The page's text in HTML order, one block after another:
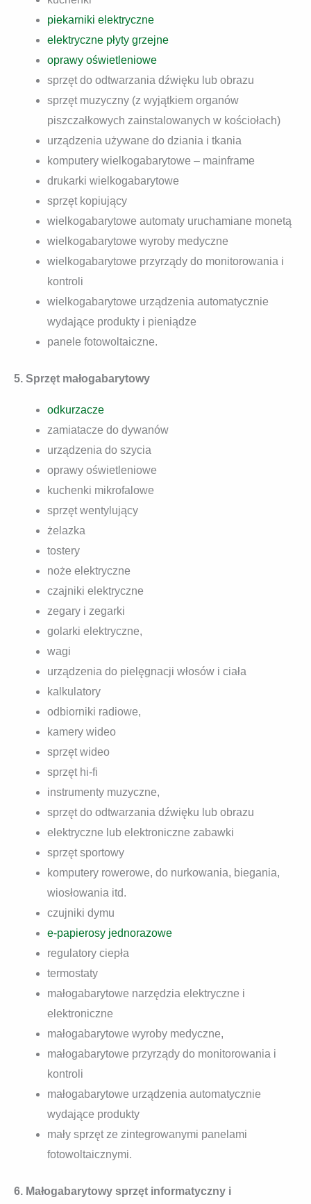
piekarniki elektryczne
elektryczne płyty grzejne
oprawy oświetleniowe
sprzęt do odtwarzania dźwięku lub obrazu
sprzęt muzyczny (z wyjątkiem organów
piszczałkowych zainstalowanych w kościołach)
urządzenia używane do dziania i tkania
komputery wielkogabarytowe – mainframe
drukarki wielkogabarytowe
sprzęt kopiujący
wielkogabarytowe automaty uruchamiane monetą
wielkogabarytowe wyroby medyczne
wielkogabarytowe przyrządy do monitorowania i
kontroli
wielkogabarytowe urządzenia automatycznie
wydające produkty i pieniądze
panele fotowoltaiczne.
5. Sprzęt małogabarytowy
odkurzacze
zamiatacze do dywanów
urządzenia do szycia
oprawy oświetleniowe
kuchenki mikrofalowe
sprzęt wentylujący
żelazka
tostery
noże elektryczne
czajniki elektryczne
zegary i zegarki
golarki elektryczne,
wagi
urządzenia do pielęgnacji włosów i ciała
kalkulatory
odbiorniki radiowe,
kamery wideo
sprzęt wideo
sprzęt hi-fi
instrumenty muzyczne,
sprzęt do odtwarzania dźwięku lub obrazu
elektryczne lub elektroniczne zabawki
sprzęt sportowy
komputery rowerowe, do nurkowania, biegania,
wiosłowania itd.
czujniki dymu
e-papierosy jednorazowe
regulatory ciepła
termostaty
małogabarytowe narzędzia elektryczne i
elektroniczne
małogabarytowe wyroby medyczne,
małogabarytowe przyrządy do monitorowania i
kontroli
małogabarytowe urządzenia automatycznie
wydające produkty
mały sprzęt ze zintegrowanymi panelami
fotowoltaicznymi.
6. Małogabarytowy sprzęt informatyczny i